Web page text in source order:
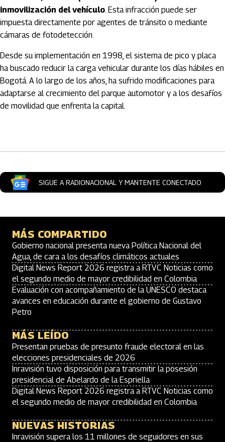
inmovilización del vehículo. Esta infracción puede ser
impuesta directamente por agentes de tránsito o mediante
cámaras de fotodetección.
Desde su implementación en 1998, el sistema de pico y placa
ha buscado reducir la carga vehicular durante los días hábiles en
Bogotá. A lo largo de los años, ha sufrido modificaciones para
adaptarse al crecimiento del parque automotor y a los desafíos
de movilidad que enfrenta la capital.
SIGUE A RADIONACIONAL Y MANTENTE CONECTADO
MÁS COMPARTIDO
Gobierno nacional presenta nueva Política Nacional del
Agua, de cara a los desafíos climáticos actuales
Digital News Report 2026 registra a RTVC Noticias como
el segundo medio de mayor credibilidad en Colombia
Evaluación con acompañamiento de la UNESCO destaca
avances en educación durante el gobierno de Gustavo
Petro
MÁS LEÍDO
Presentan pruebas de presunto fraude electoral en las
elecciones presidenciales de 2026
Inravisión tuvo disposición para transmitir la posesión
presidencial de Abelardo de la Espriella
Digital News Report 2026 registra a RTVC Noticias como
el segundo medio de mayor credibilidad en Colombia
NUEVAS HISTORIAS
Inravisión supera los 11 millones de seguidores en sus